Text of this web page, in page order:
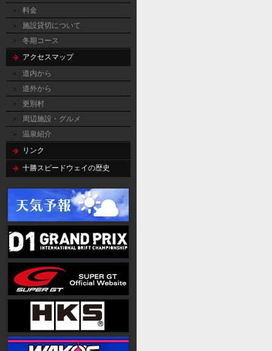
料金
施設貸切について
冬期コース
アクセスマップ
道内から
道外から
更別村
周辺施設・グルメ
温泉紹介
リンク
十勝スピードウェイの歴史